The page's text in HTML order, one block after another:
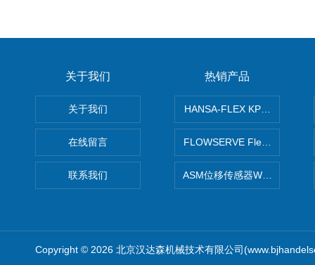
关于我们
关于我们
在线留言
联系我们
热销产品
HANSA-FLEX KP100P紧凑
FLOWSERVE Flex Wedge闸
ASM位移传感器WS10-750
Copyright © 2026 北京汉达森机械技术有限公司